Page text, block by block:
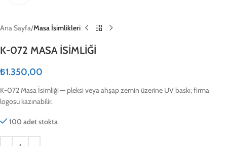
Ana Sayfa Masa İsimlikleri
K-072 MASA İSİMLİĞİ
₺1.350,00
K-072 Masa İsimliği — pleksi veya ahşap zemin üzerine UV baskı; firma
logosu kazınabilir.
100 adet stokta